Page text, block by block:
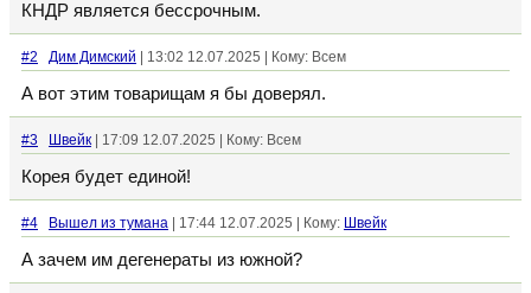
КНДР является бессрочным.
#2 Дим Димский | 13:02 12.07.2025 | Кому: Всем
А вот этим товарищам я бы доверял.
#3 Швейк | 17:09 12.07.2025 | Кому: Всем
Корея будет единой!
#4 Вышел из тумана | 17:44 12.07.2025 | Кому: Швейк
А зачем им дегенераты из южной?